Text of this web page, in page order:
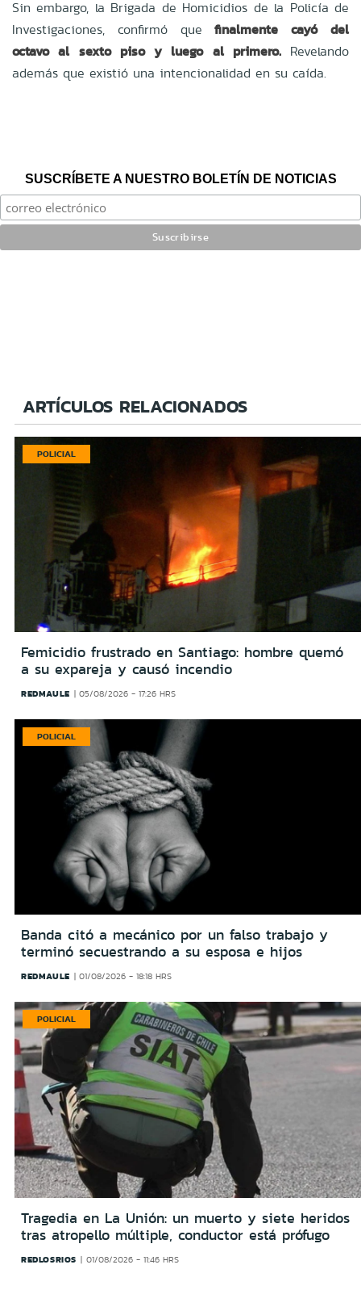
Sin embargo, la Brigada de Homicidios de la Policía de
Investigaciones, confirmó quefinalmente cayó del
octavo al sexto piso y luego al primero.Revelando
además que existió una intencionalidad en su caída.
SUSCRÍBETE A NUESTRO BOLETÍN DE NOTICIAS
ARTÍCULOS RELACIONADOS
POLICIAL
Femicidio frustrado en Santiago: hombre quemó
a su expareja y causó incendio
REDMAULE 05/08/2026 - 17:26 HRS
POLICIAL
Banda citó a mecánico por un falso trabajo y
terminó secuestrando a su esposa e hijos
REDMAULE 01/08/2026 - 18:18 HRS
POLICIAL
Tragedia en La Unión: un muerto y siete heridos
tras atropello múltiple, conductor está prófugo
REDLOSRIOS 01/08/2026 - 11:46 HRS